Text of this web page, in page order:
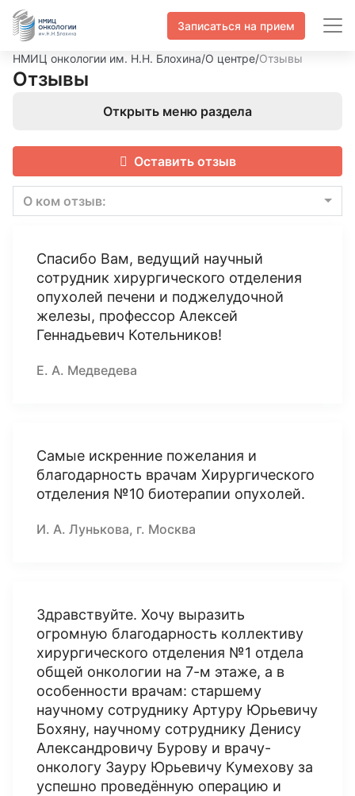
Записаться на прием
НМИЦ онкологии им. Н.Н. Блохина/О центре/Отзывы
Отзывы
Открыть меню раздела
Оставить отзыв
О ком отзыв:
Спасибо Вам, ведущий научный
сотрудник хирургического отделения
опухолей печени и поджелудочной
железы, профессор Алексей
Геннадьевич Котельников!
Е. А. Медведева
Самые искренние пожелания и
благодарность врачам Хирургического
отделения №10 биотерапии опухолей.
И. А. Лунькова, г. Москва
Здравствуйте. Хочу выразить
огромную благодарность коллективу
хирургического отделения №1 отдела
общей онкологии на 7-м этаже, а в
особенности врачам: старшему
научному сотруднику Артуру Юрьевичу
Бохяну, научному сотруднику Денису
Александровичу Бурову и врачу-
онкологу Зауру Юрьевичу Кумехову за
успешно проведённую операцию и